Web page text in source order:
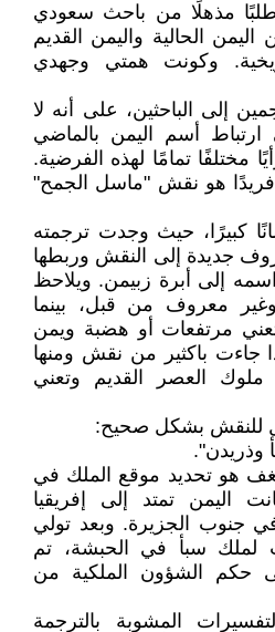
تلقيت طلبًا مذهلًا من باحث سعودي
الحالية واليمن القديم
وكونت همتي وجهدي
إلى الباحثين، على أنه لا
أسم اليمن بالماضي
مختلفًا تمامًا لهذه الفرضية.
هو نقش "ماسل الجمح"
كبيرًا، حيث وجدت ترجمته
جديدة إلى النقش وربطها
إلى أبرة زبيمن. ويلاحظ
معروف من قبل، بينما
مرتفعات أو هضبة ويمن
جاءت باكثير من نقش ومنها
العصر القديم وتعني
للنقش بشكل صحيح:
وذريدن".
هو تحديد موقع الملك في
اليمن تمتد إلى إفريقيا
في جنوب الجزيرة. وبعد تولي
لملك سبأ في الحبشة، تم
حكم الشؤون الملكية من
المشوبة بالترجمة